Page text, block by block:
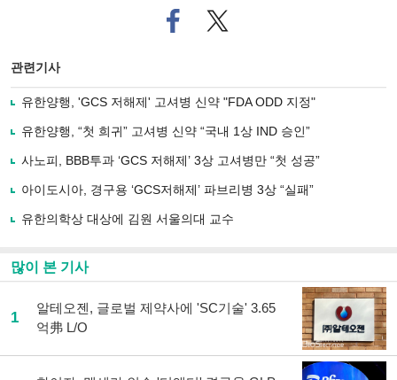
페
이
로
기
사
유
기
트위
터로
관련기사
유한양행, 'GCS 저해제' 고셔병 신약 "FDA ODD 지정"
유한양행, “첫 희귀” 고셔병 신약 “국내 1상 IND 승인”
사노피, BBB투과 ‘GCS 저해제’ 3상 고셔병만 “첫 성공”
아이도시아, 경구용 ‘GCS저해제’ 파브리병 3상 “실패”
유한의학상 대상에 김원 서울의대 교수
많이 본 기사
1
알테오젠, 글로벌 제약사에 'SC기술' 3.65
억弗 L/O